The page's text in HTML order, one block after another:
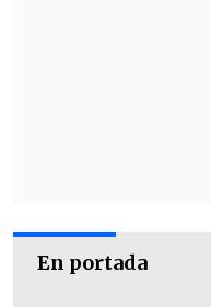
En portada